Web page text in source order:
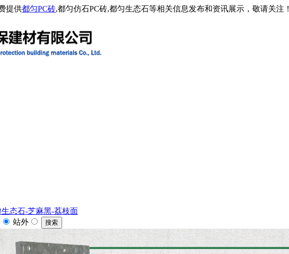
提供都匀PC砖,都匀仿石PC砖,都匀生态石等相关信息发布和资讯展示，敬请关注！
态石-芝麻黑-荔枝面
站外